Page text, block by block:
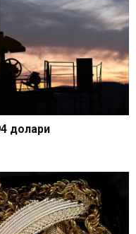
долари